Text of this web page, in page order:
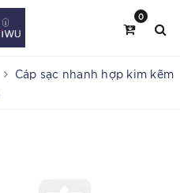
0
Cáp sạc nhanh hợp kim kẽm